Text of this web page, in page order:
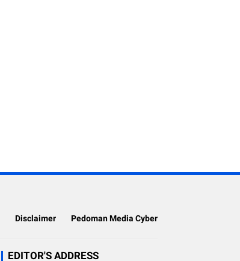
Disclaimer Pedoman Media Cyber
EDITOR'S ADDRESS